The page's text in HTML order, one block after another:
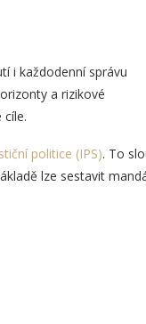
i každodenní správu
a rizikové
politice (IPS). To
lze sestavit